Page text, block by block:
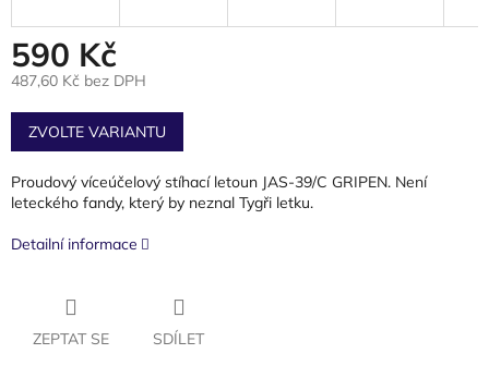
590 Kč
487,60 Kč bez DPH
Měrná
cena:
ZVOLTE VARIANTU
Proudový víceúčelový stíhací letoun JAS-39/C GRIPEN. Není
leteckého fandy, který by neznal Tygři letku.
Detailní informace
ZEPTAT SE SDÍLET